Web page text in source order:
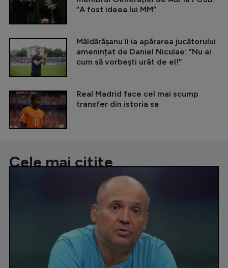
”A fost ideea lui MM”
Măldărășanu îi ia apărarea jucătorului
amenințat de Daniel Niculae: ”Nu ai
cum să vorbești urât de el!”
Real Madrid face cel mai scump
transfer din istoria sa
Cele mai citite